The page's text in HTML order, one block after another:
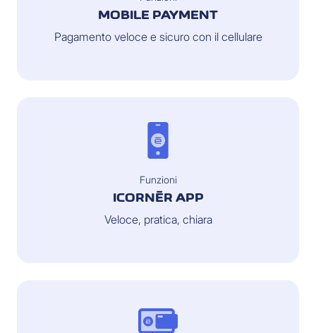
MOBILE PAYMENT
Pagamento veloce e sicuro con il cellulare
Funzioni
ICORNÈR APP
Veloce, pratica, chiara